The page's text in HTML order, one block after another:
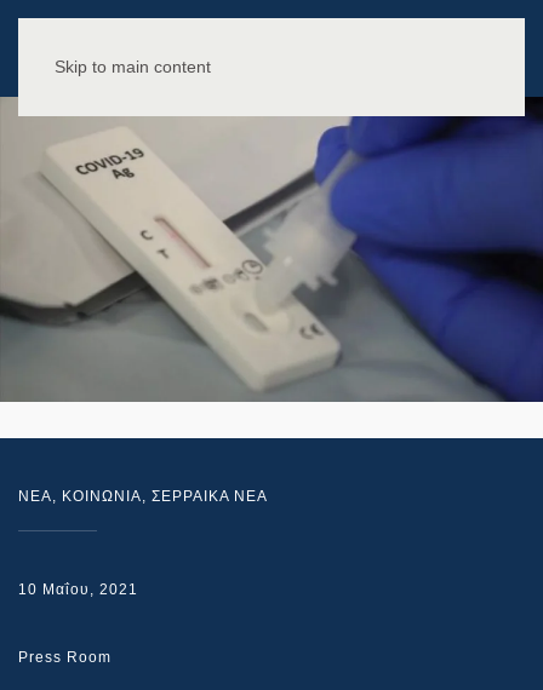
Skip to main content
NEA, ΚΟΙΝΩΝΙΑ, ΣΕΡΡΑΙΚΑ ΝΕΑ
10 Μαΐου, 2021
Press Room